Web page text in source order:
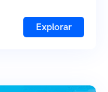
Explorar